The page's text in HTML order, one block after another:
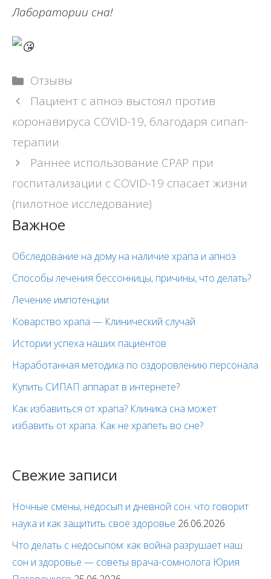
Лаборатории сна!
Рубрики
Отзывы
Навигация
записи
Пациент с апноэ выстоял против
коронавируса COVID-19, благодаря сипап-
терапии
Раннее использование CPAP при
госпитализации с COVID-19 спасает жизни
(пилотное исследование)
Важное
Обследование на дому на наличие храпа и апноэ
Способы лечения бессонницы, причины, что делать?
Лечение импотенции
Коварство храпа — Клинический случай
Истории успеха наших пациентов
Наработанная методика по оздоровлению персонала
Купить СИПАП аппарат в интернете?
Как избавиться от храпа? Клиника сна может
избавить от храпа. Как не храпеть во сне?
Свежие записи
Ночные смены, недосып и дневной сон: что говорит
наука и как защитить своё здоровье 26.06.2026
Что делать с недосыпом: как война разрушает наш
сон и здоровье — советы врача-сомнолога Юрия